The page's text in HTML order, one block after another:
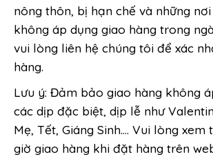
nông thôn, bị hạn chế và những nơi
không áp dụng giao hàng trong
vui lòng liên hệ chúng tôi để xác
hàng.
Lưu ý: Đảm bảo giao hàng không
các dịp đặc biệt, dịp lễ như
Mẹ, Tết, Giáng Sinh…. Vui lòng xem
giờ giao hàng khi đặt hàng trên